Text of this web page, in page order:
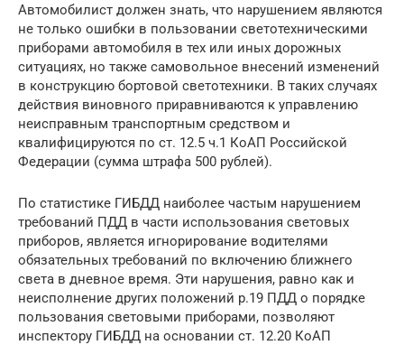
Автомобилист должен знать, что нарушением являются
не только ошибки в пользовании светотехническими
приборами автомобиля в тех или иных дорожных
ситуациях, но также самовольное внесений изменений
в конструкцию бортовой светотехники. В таких случаях
действия виновного приравниваются к управлению
неисправным транспортным средством и
квалифицируются по ст. 12.5 ч.1 КоАП Российской
Федерации (сумма штрафа 500 рублей).
По статистике ГИБДД наиболее частым нарушением
требований ПДД в части использования световых
приборов, является игнорирование водителями
обязательных требований по включению ближнего
света в дневное время. Эти нарушения, равно как и
неисполнение других положений р.19 ПДД о порядке
пользования световыми приборами, позволяют
инспектору ГИБДД на основании ст. 12.20 КоАП